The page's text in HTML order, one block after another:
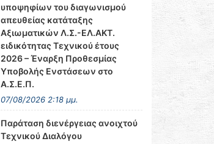
υποψηφίων του διαγωνισμού
απευθείας κατάταξης
Αξιωματικών Λ.Σ.-ΕΛ.ΑΚΤ.
ειδικότητας Τεχνικού έτους
2026 – Έναρξη Προθεσμίας
Υποβολής Ενστάσεων στο
Α.Σ.Ε.Π.
07/08/2026 2:18 μμ.
Παράταση διενέργειας ανοιχτού
Τεχνικού Διαλόγου